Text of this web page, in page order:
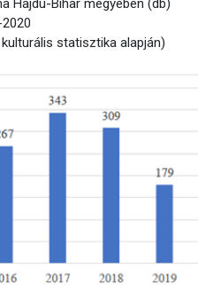
statisztika alapján)